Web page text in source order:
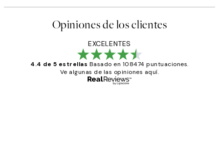
Opiniones de los clientes
EXCELENTES
4.4 de 5 estrellas Basado en 108474 puntuaciones.
Ve algunas de las opiniones aquí.